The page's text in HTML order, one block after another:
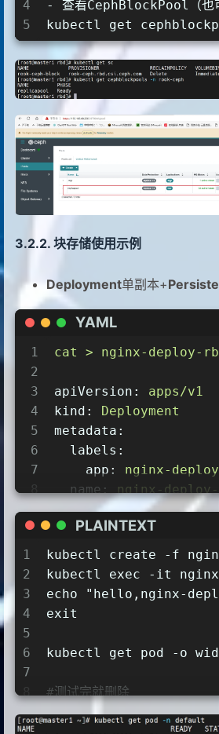
23
24
25
26
27
28
29
30
31
32
33
34
imageFeatures:
csi.storage.k8s.io/
reclaimPolicy:
[root@master1 rbd]#
4
5
- 查看CephBlockPool（也
kubectl get
块存储使用示例
Deployment单副本+
YAML
1
2
3
4
5
6
7
8
9
10
11
12
13
14
15
16
17
18
19
20
cat > nginx-deploy-
apiVersion:
apps/v1
kind:
Deployment
metadata:
labels:
app:
nginx-
name: nginx-
spec:
replicas:
1
selector:
matchLabels:
app:
nginx-
template:
labels:
spec:
containers:
- image:
PLAINTEXT
1
2
3
4
5
6
7
8
9
kubectl create -f
kubectl exec -it nginx-
echo "hello,nginx-
exit
kubectl get pod -o
#测试完就删除
kubectl delete -f